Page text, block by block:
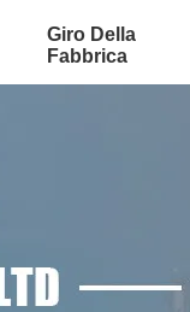
Giro Della
Fabbrica